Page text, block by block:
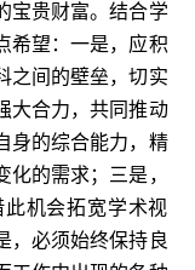
宝贵财富。结合学
希望：一是，应积
之间的壁垒，切实
大合力，共同推动
身的综合能力，精
的需求；三是，
机会拓宽学术视
，必须始终保持良